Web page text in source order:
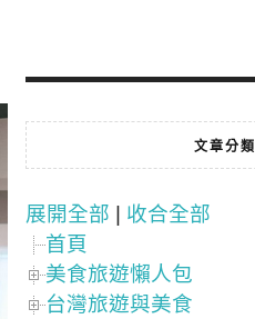
文章分類
展開全部
收合全部
首頁
美食旅遊懶人包
台灣旅遊與美食